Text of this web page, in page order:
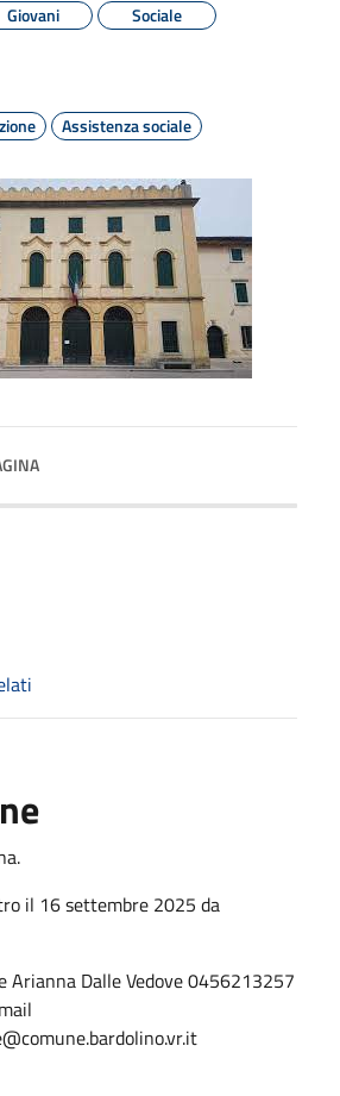
Giovani Sociale
Assistenza sociale
il 16 settembre 2025 da
Arianna Dalle Vedove 0456213257